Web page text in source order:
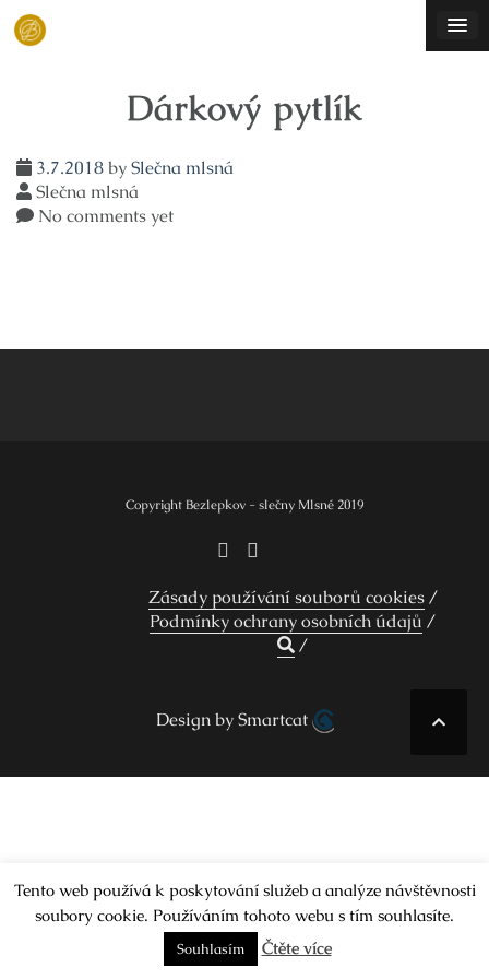
Skip
Dárkový pytlík
3.7.2018bySlečna mlsná
Slečna mlsná
No comments yet
Copyright Bezlepkov - slečny Mlsné 2019
Zásady používání souborů cookies
Podmínky ochrany osobních údajů
Design by Smartcat
Tento web používá k poskytování služeb a analýze návštěvnosti
soubory cookie. Používáním tohoto webu s tím souhlasíte.
Souhlasím Čtěte více